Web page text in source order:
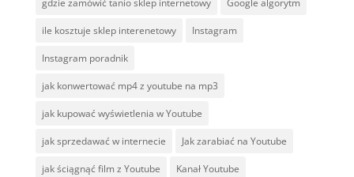
gdzie zamówić tanio sklep internetowy Google algorytm
ile kosztuje sklep interenetowy Instagram
Instagram poradnik
jak konwertować mp4 z youtube na mp3
jak kupować wyświetlenia w Youtube
jak sprzedawać w internecie Jak zarabiać na Youtube
jak ściągnąć film z Youtube Kanał Youtube